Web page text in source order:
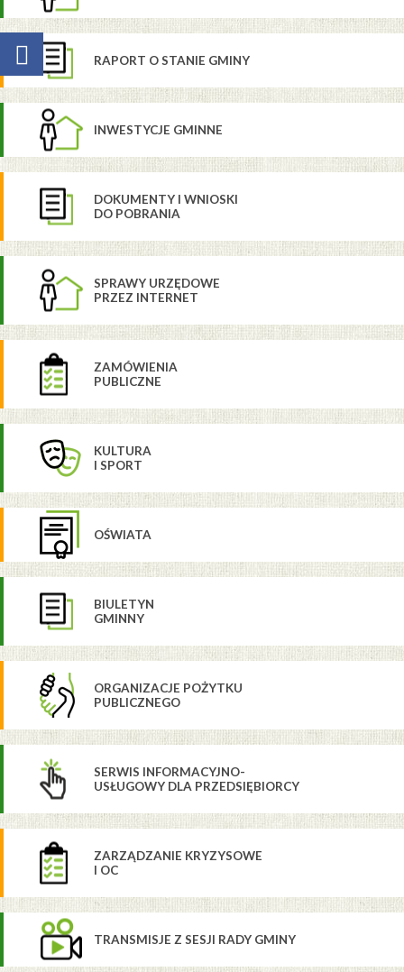
RAPORT O STANIE GMINY
INWESTYCJE GMINNE
DOKUMENTY I WNIOSKI
DO POBRANIA
SPRAWY URZĘDOWE
PRZEZ INTERNET
ZAMÓWIENIA
PUBLICZNE
KULTURA
I SPORT
OŚWIATA
BIULETYN
GMINNY
ORGANIZACJE POŻYTKU
PUBLICZNEGO
SERWIS INFORMACYJNO-
USŁUGOWY DLA PRZEDSIĘBIORCY
ZARZĄDZANIE KRYZYSOWE
I OC
TRANSMISJE Z SESJI RADY GMINY